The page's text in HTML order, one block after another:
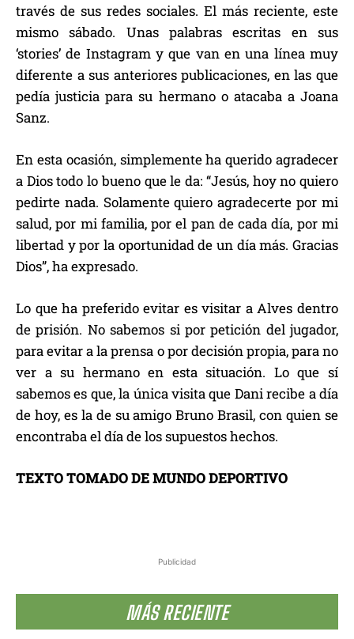
Publicidad
MÁS RECIENTE
través de sus redes sociales. El más reciente, este
mismo sábado. Unas palabras escritas en sus
‘stories’ de Instagram y que van en una línea muy
diferente a sus anteriores publicaciones, en las que
pedía justicia para su hermano o atacaba a Joana
Sanz.
En esta ocasión, simplemente ha querido agradecer
a Dios todo lo bueno que le da: “Jesús, hoy no quiero
pedirte nada. Solamente quiero agradecerte por mi
salud, por mi familia, por el pan de cada día, por mi
libertad y por la oportunidad de un día más. Gracias
Dios”, ha expresado.
Lo que ha preferido evitar es visitar a Alves dentro
de prisión. No sabemos si por petición del jugador,
para evitar a la prensa o por decisión propia, para no
ver a su hermano en esta situación. Lo que sí
sabemos es que, la única visita que Dani recibe a día
de hoy, es la de su amigo Bruno Brasil, con quien se
encontraba el día de los supuestos hechos.
TEXTO TOMADO DE MUNDO DEPORTIVO